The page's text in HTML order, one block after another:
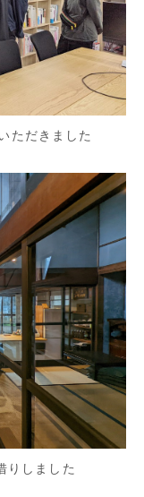
ただきました
りしました